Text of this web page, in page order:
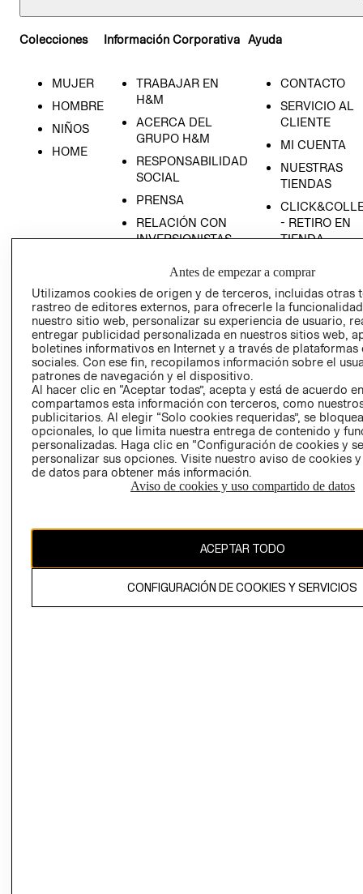
Colecciones
MUJER
HOMBRE
NIÑOS
HOME
Información Corporativa
TRABAJAR EN
H&M
ACERCA DEL
GRUPO H&M
RESPONSABILIDAD
SOCIAL
PRENSA
RELACIÓN CON
INVERSIONISTAS
EMPRESARIAL
Ayuda
CONTACTO
SERVICIO AL
CLIENTE
MI CUENTA
NUESTRAS
TIENDAS
- RETIRO EN
TIENDA
CONDICIONES
AVISO DE
PRIVACIDAD
GIFT CARD
AVISO DE
El contenido de esta página web está protegido por copyright y es
propiedad de H&M Hennes & Mauritz AB.
Antes de empezar a comprar
Utilizamos cookies de origen y de terceros, incluidas otras
rastreo de editores externos, para ofrecerle la
nuestro sitio web, personalizar su experiencia de usuario,
entregar publicidad personalizada en nuestros sitios web,
boletines informativos en Internet y a través de plataformas
sociales. Con ese fin, recopilamos información sobre el
patrones de navegación y el dispositivo.
Al hacer clic en “Aceptar todas”, acepta y está de acuerdo
compartamos esta información con terceros, como
publicitarios. Al elegir “Solo cookies requeridas”, se
opcionales, lo que limita nuestra entrega de contenido y
personalizadas. Haga clic en “Configuración de cookies y
personalizar sus opciones. Visite nuestro aviso de cookies
de datos para obtener más información.
Aviso de cookies y uso compartido de datos
ACEPTAR TODO
CONFIGURACIÓN DE COOKIES Y SERVICIOS